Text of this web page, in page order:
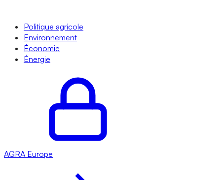
Politique agricole
Environnement
Économie
Énergie
AGRA Europe